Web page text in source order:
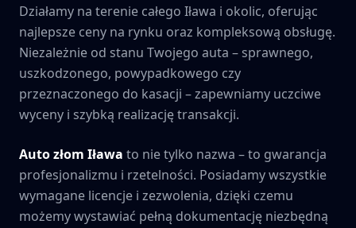
Działamy na terenie całego Iława i okolic, oferując
najlepsze ceny na rynku oraz kompleksową obsługę.
Niezależnie od stanu Twojego auta – sprawnego,
uszkodzonego, powypadkowego czy
przeznaczonego do kasacji – zapewniamy uczciwe
wyceny i szybką realizację transakcji.
Auto złom Iława to nie tylko nazwa – to gwarancja
profesjonalizmu i rzetelności. Posiadamy wszystkie
wymagane licencje i zezwolenia, dzięki czemu
możemy wystawiać pełną dokumentację niezbędną